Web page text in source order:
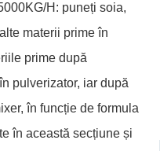
H: puneți soia,
materii prime în
prime după
pulverizator, iar după
în funcție de formula
în această secțiune și